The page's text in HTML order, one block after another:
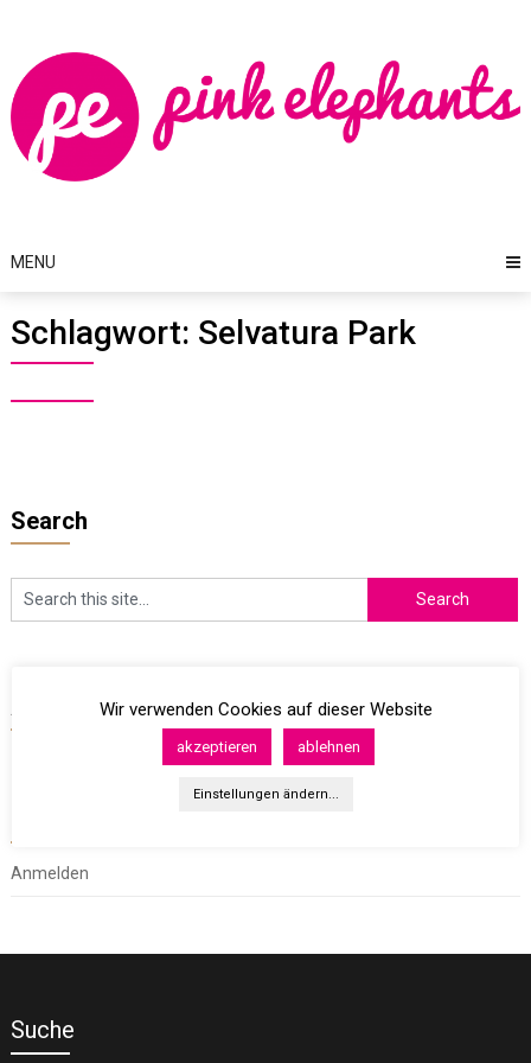
content
MENU
Schlagwort: Selvatura Park
Search
Archives
Anmelden
Suche
Wir verwenden Cookies auf dieser Website
akzeptieren ablehnen
Einstellungen ändern...